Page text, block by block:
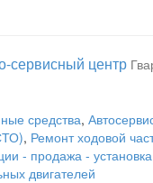
сервисный центр
средства,
, Ремонт ходовой
- продажа - установка
двигателей